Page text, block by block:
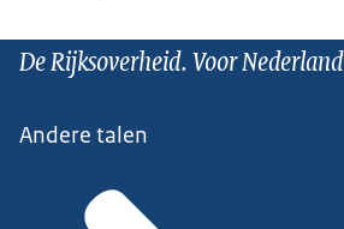
De Rijksoverheid. Voor Nederland
Andere talen